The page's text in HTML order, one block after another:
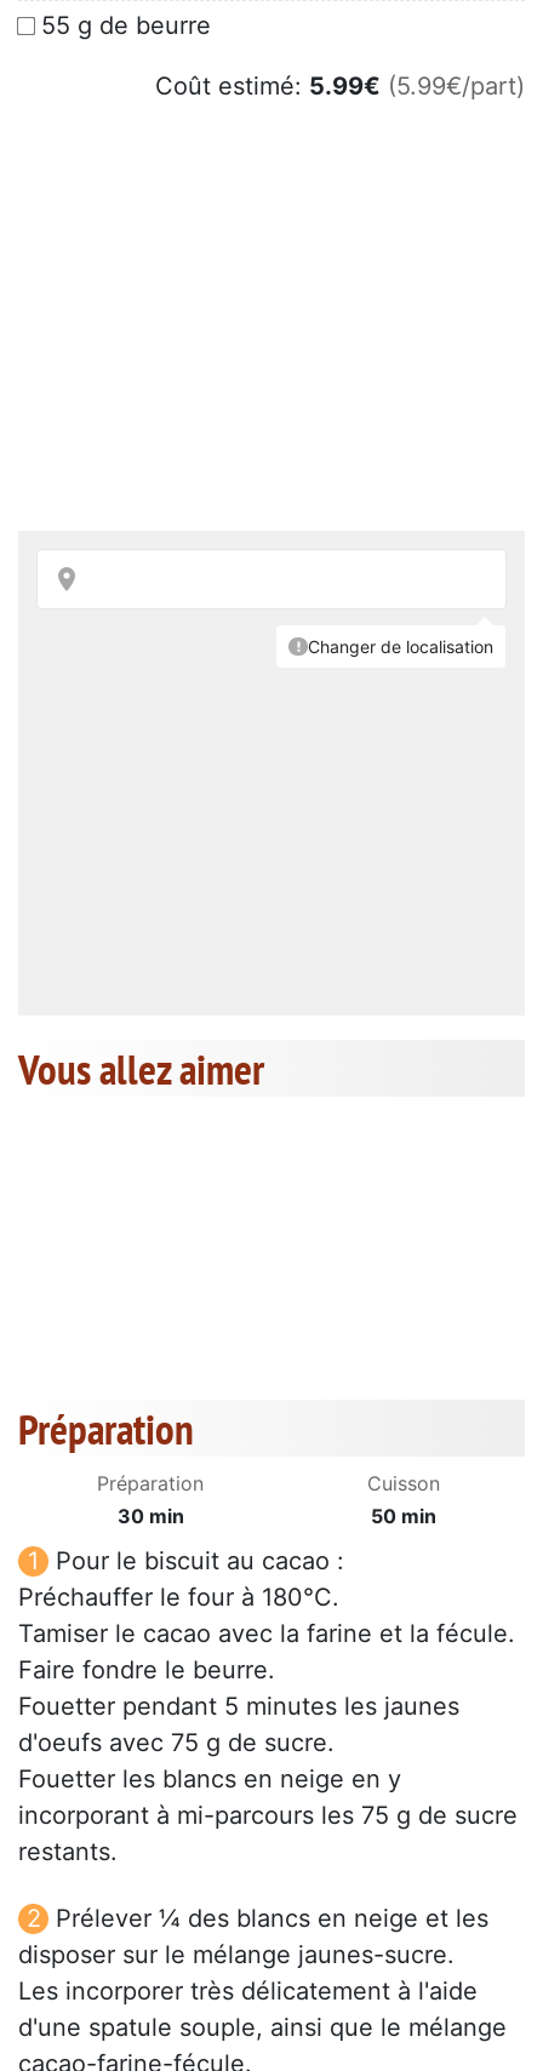
55 g de beurre
Coût estimé: 5.99€ (5.99€/part)
Vous allez aimer
Préparation
Préparation
30 min
Cuisson
50 min
Pour le biscuit au cacao :
Préchauffer le four à 180°C.
Tamiser le cacao avec la farine et la fécule.
Faire fondre le beurre.
Fouetter pendant 5 minutes les jaunes
d'oeufs avec 75 g de sucre.
Fouetter les blancs en neige en y
incorporant à mi-parcours les 75 g de sucre
restants.
Prélever ¼ des blancs en neige et les
disposer sur le mélange jaunes-sucre.
Les incorporer très délicatement à l'aide
d'une spatule souple, ainsi que le mélange
cacao-farine-fécule.